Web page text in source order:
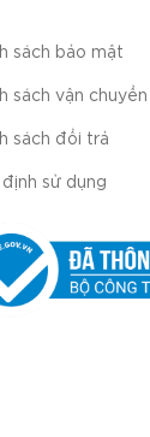
sách bảo mật
sách vận chuyển
sách đổi trả
định sử dụng